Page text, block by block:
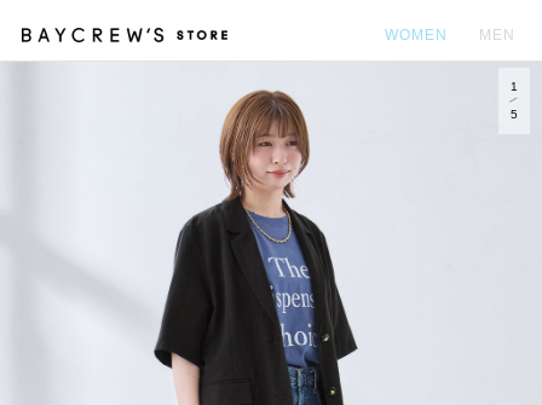
WOMEN MEN
1
5